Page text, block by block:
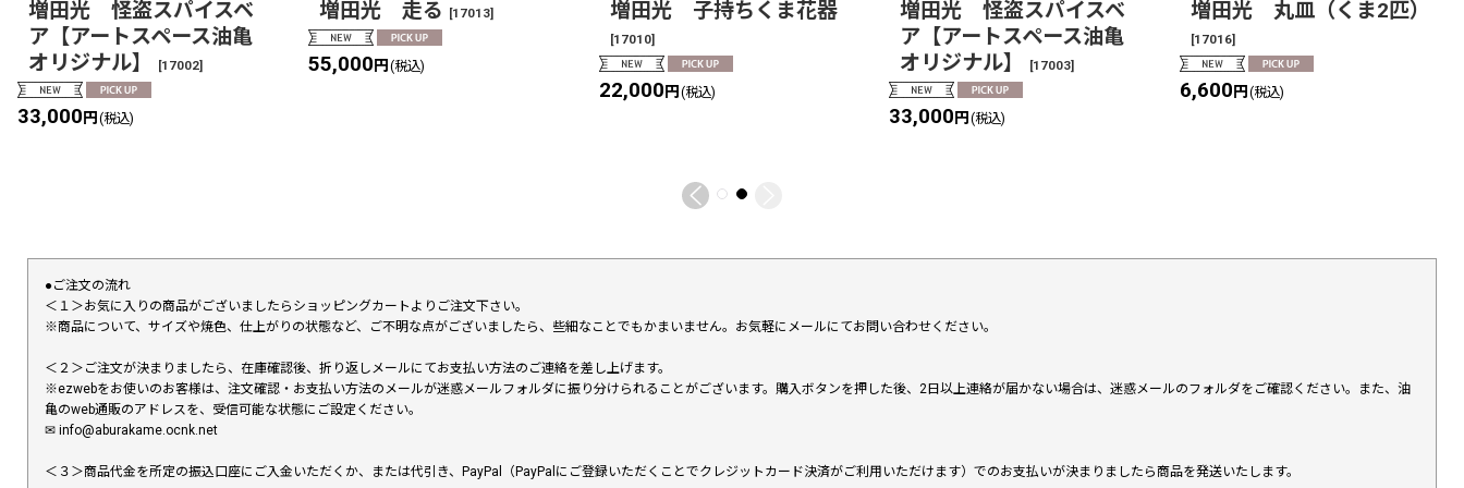
増田光 怪盗スパイスベ
ア【アートスペース油亀
オリジナル】
[17002]
33,000円 (税込)
増田光 走る [17013]
55,000円 (税込)
増田光 子持ちくま花器
[17010]
22,000円 (税込)
増田光 怪盗スパイスベ
ア【アートスペース油亀
オリジナル】
[17003]
33,000円 (税込)
増田光 丸皿（くま2匹）
[17016]
6,600円 (税込)
●ご注文の流れ
＜１＞お気に入りの商品がございましたらショッピングカートよりご注文下さい。
※商品について、サイズや焼色、仕上がりの状態など、ご不明な点がございましたら、些細なことでもかまいません。お気軽にメールにてお問い合わせください。
＜２＞ご注文が決まりましたら、在庫確認後、折り返しメールにてお支払い方法のご連絡を差し上げます。
※ezwebをお使いのお客様は、注文確認・お支払い方法のメールが迷惑メールフォルダに振り分けられることがございます。購入ボタンを押した後、2日以上連絡が届かない場合は、迷惑メールのフォルダをご確認ください。また、油
亀のweb通販のアドレスを、受信可能な状態にご設定ください。
✉︎ info@aburakame.ocnk.net
＜３＞商品代金を所定の振込口座にご入金いただくか、または代引き、PayPal（PayPalにご登録いただくことでクレジットカード決済がご利用いただけます）でのお支払いが決まりましたら商品を発送いたします。